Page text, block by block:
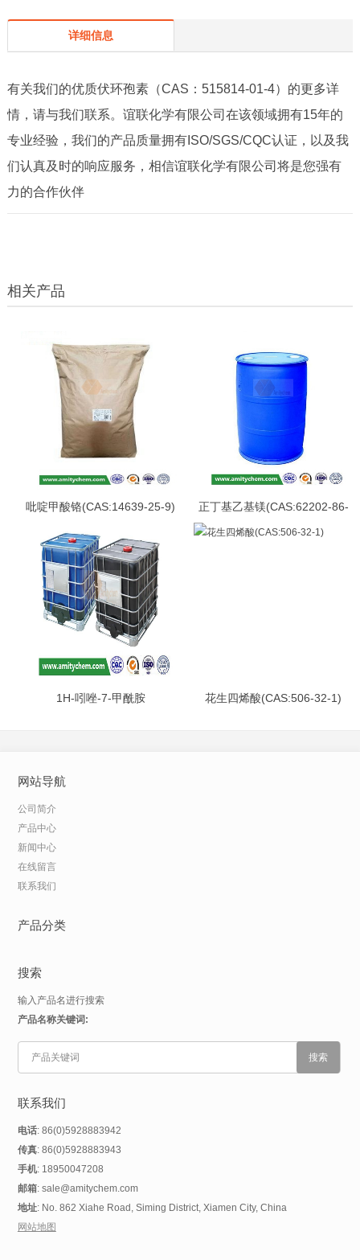
详细信息
有关我们的优质伏环孢素（CAS：515814-01-4）的更多详
情，请与我们联系。谊联化学有限公司在该领域拥有15年的
专业经验，我们的产品质量拥有ISO/SGS/CQC认证，以及我
们认真及时的响应服务，相信谊联化学有限公司将是您强有
力的合作伙伴
相关产品
吡啶甲酸铬(CAS:14639-25-9)
正丁基乙基镁(CAS:62202-86-
2)
1H-吲唑-7-甲酰胺
花生四烯酸(CAS:506-32-1)
网站导航
公司简介
产品中心
新闻中心
在线留言
联系我们
产品分类
搜索
输入产品名进行搜索
产品名称关键词:
联系我们
电话: 86(0)5928883942
传真: 86(0)5928883943
手机: 18950047208
邮箱: sale@amitychem.com
地址: No. 862 Xiahe Road, Siming District, Xiamen City, China
网站地图